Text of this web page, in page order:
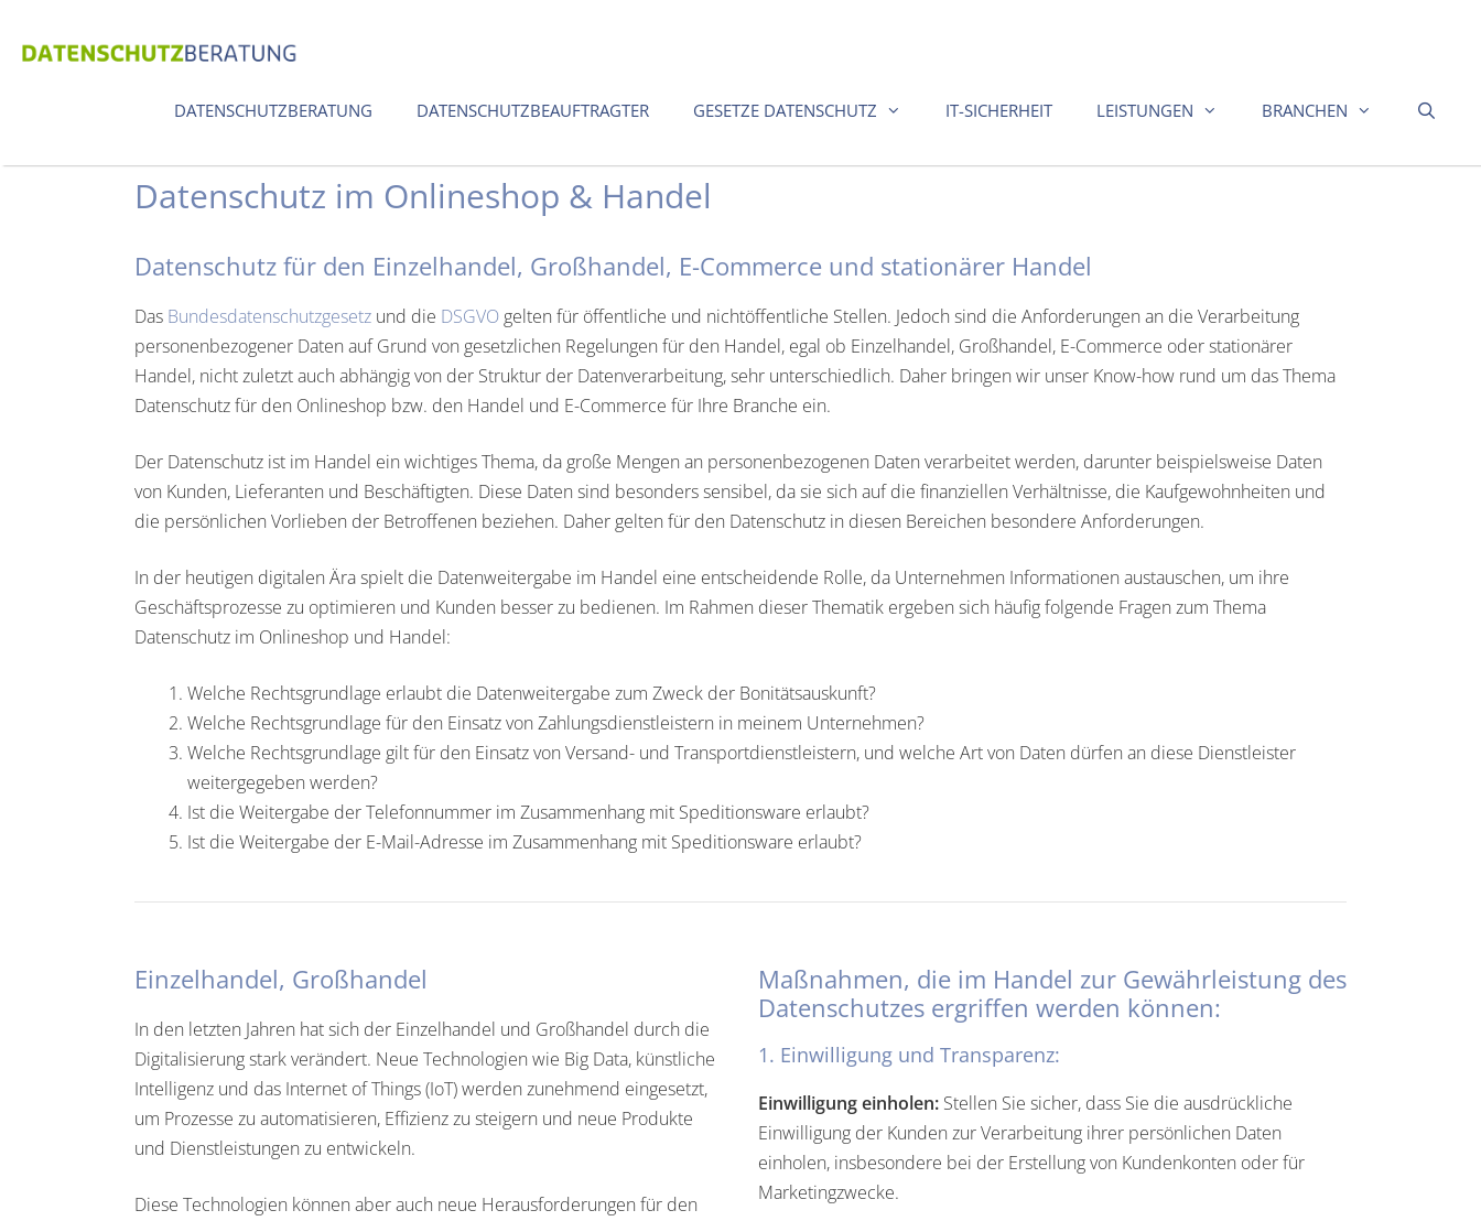
Inhalt
DATENSCHUTZBERATUNG DATENSCHUTZBEAUFTRAGTER GESETZE DATENSCHUTZ IT-SICHERHEIT LEISTUNGEN BRANCHEN
Datenschutz im Onlineshop & Handel
Datenschutz für den Einzelhandel, Großhandel, E-Commerce und stationärer Handel
Das Bundesdatenschutzgesetz und die DSGVO gelten für öffentliche und nichtöffentliche Stellen. Jedoch sind die Anforderungen an die Verarbeitung
personenbezogener Daten auf Grund von gesetzlichen Regelungen für den Handel, egal ob Einzelhandel, Großhandel, E-Commerce oder stationärer
Handel, nicht zuletzt auch abhängig von der Struktur der Datenverarbeitung, sehr unterschiedlich. Daher bringen wir unser Know-how rund um das Thema
Datenschutz für den Onlineshop bzw. den Handel und E-Commerce für Ihre Branche ein.
Der Datenschutz ist im Handel ein wichtiges Thema, da große Mengen an personenbezogenen Daten verarbeitet werden, darunter beispielsweise Daten
von Kunden, Lieferanten und Beschäftigten. Diese Daten sind besonders sensibel, da sie sich auf die finanziellen Verhältnisse, die Kaufgewohnheiten und
die persönlichen Vorlieben der Betroffenen beziehen. Daher gelten für den Datenschutz in diesen Bereichen besondere Anforderungen.
In der heutigen digitalen Ära spielt die Datenweitergabe im Handel eine entscheidende Rolle, da Unternehmen Informationen austauschen, um ihre
Geschäftsprozesse zu optimieren und Kunden besser zu bedienen. Im Rahmen dieser Thematik ergeben sich häufig folgende Fragen zum Thema
Datenschutz im Onlineshop und Handel:
Welche Rechtsgrundlage erlaubt die Datenweitergabe zum Zweck der Bonitätsauskunft?
Welche Rechtsgrundlage für den Einsatz von Zahlungsdienstleistern in meinem Unternehmen?
Welche Rechtsgrundlage gilt für den Einsatz von Versand- und Transportdienstleistern, und welche Art von Daten dürfen an diese Dienstleister
weitergegeben werden?
Ist die Weitergabe der Telefonnummer im Zusammenhang mit Speditionsware erlaubt?
Ist die Weitergabe der E-Mail-Adresse im Zusammenhang mit Speditionsware erlaubt?
Einzelhandel, Großhandel
In den letzten Jahren hat sich der Einzelhandel und Großhandel durch die
Digitalisierung stark verändert. Neue Technologien wie Big Data, künstliche
Intelligenz und das Internet of Things (IoT) werden zunehmend eingesetzt,
um Prozesse zu automatisieren, Effizienz zu steigern und neue Produkte
und Dienstleistungen zu entwickeln.
Diese Technologien können aber auch neue Herausforderungen für den
Maßnahmen, die im Handel zur Gewährleistung des
Datenschutzes ergriffen werden können:
1. Einwilligung und Transparenz:
Einwilligung einholen: Stellen Sie sicher, dass Sie die ausdrückliche
Einwilligung der Kunden zur Verarbeitung ihrer persönlichen Daten
einholen, insbesondere bei der Erstellung von Kundenkonten oder für
Marketingzwecke.